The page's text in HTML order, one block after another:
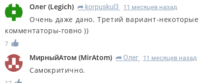
Олег (Legich) R korpuskul3 11 месяцев назад
Очень даже дано. Третий вариант-некоторые
комментаторы-говно ))
7
МирныйАтом (MirAtom) R Олег 11 месяцев назад
Самокритично.